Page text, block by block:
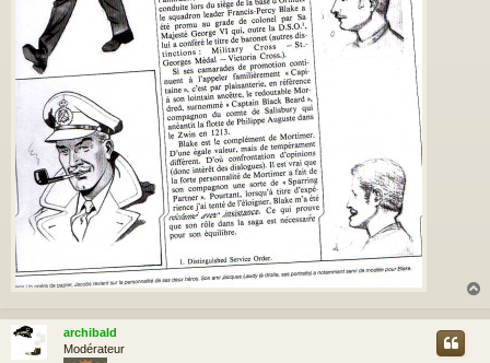
u
archibald
Modérateur